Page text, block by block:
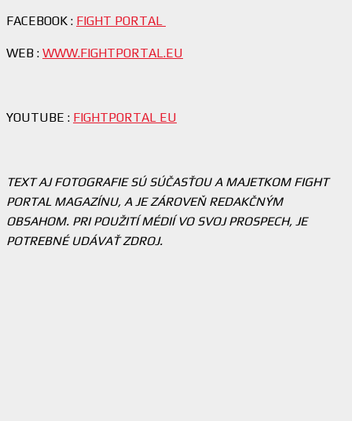
FACEBOOK : FIGHT PORTAL
WEB : WWW.FIGHTPORTAL.EU
YOUTUBE : FIGHTPORTAL EU
TEXT AJ FOTOGRAFIE SÚ SÚČASŤOU A MAJETKOM FIGHT
PORTAL MAGAZÍNU, A JE ZÁROVEŇ REDAKČNÝM
OBSAHOM. PRI POUŽITÍ MÉDIÍ VO SVOJ PROSPECH, JE
POTREBNÉ UDÁVAŤ ZDROJ.